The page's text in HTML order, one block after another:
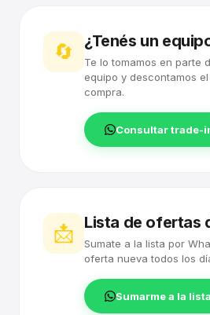
🔄 ¿Tenés un
Te lo tomamos en parte
equipo y descontamos
compra.
Consultar trade-
📩 Lista de ofertas
Sumate a la lista por
oferta nueva todos los
Sumarme a la lista